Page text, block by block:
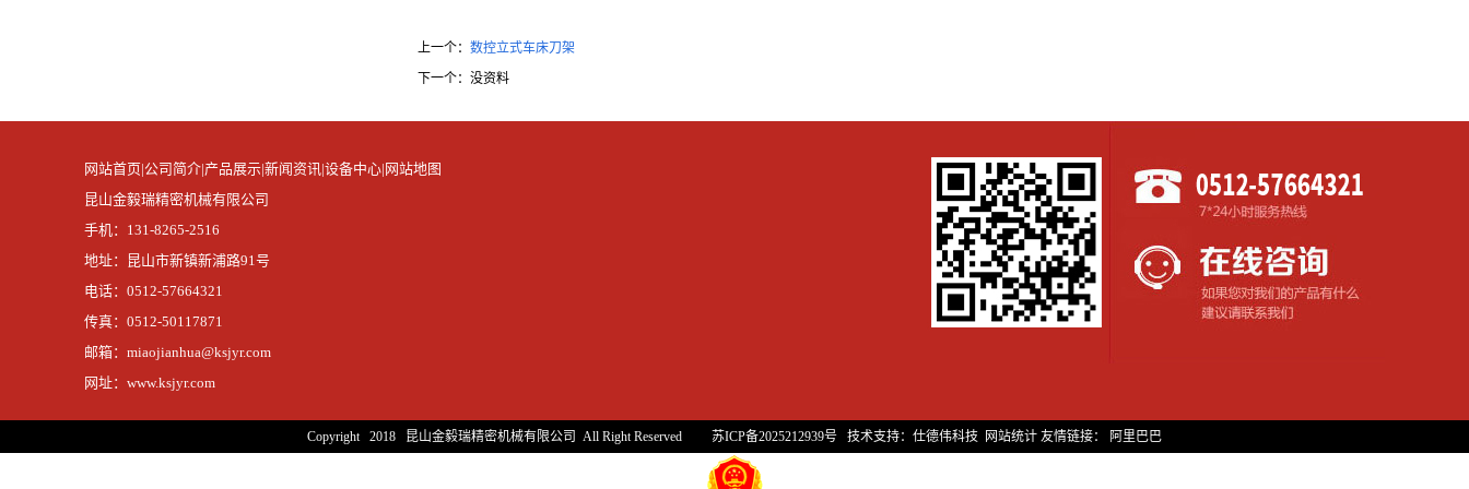
上一个： 数控立式车床刀架
下一个： 没资料
网站首页|公司简介|产品展示|新闻资讯|设备中心| 网站地图
昆山金毅瑞精密机械有限公司
手机：131-8265-2516
地址：昆山市新镇新浦路91号
电话：0512-57664321
传真：0512-50117871
邮箱：miaojianhua@ksjyr.com
网址：www.ksjyr.com
Copyright 2018 昆山金毅瑞精密机械有限公司 All Right Reserved 苏ICP备2025212939号 技术支持： 仕德伟科技 网站统计 友情链接： 阿里巴巴